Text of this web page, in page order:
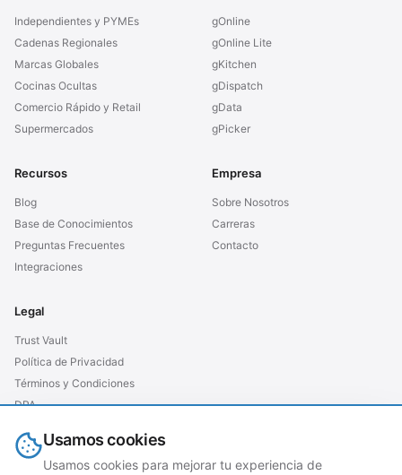
Independientes y PYMEs
Cadenas Regionales
Marcas Globales
Cocinas Ocultas
Comercio Rápido y Retail
Supermercados
gOnline
gOnline Lite
gKitchen
gDispatch
gData
gPicker
Recursos
Blog
Base de Conocimientos
Preguntas Frecuentes
Integraciones
Empresa
Sobre Nosotros
Carreras
Contacto
Legal
Trust Vault
Política de Privacidad
Términos y Condiciones
DPA
GDPR UEUsamos cookies
Usamos cookies para mejorar tu experiencia de